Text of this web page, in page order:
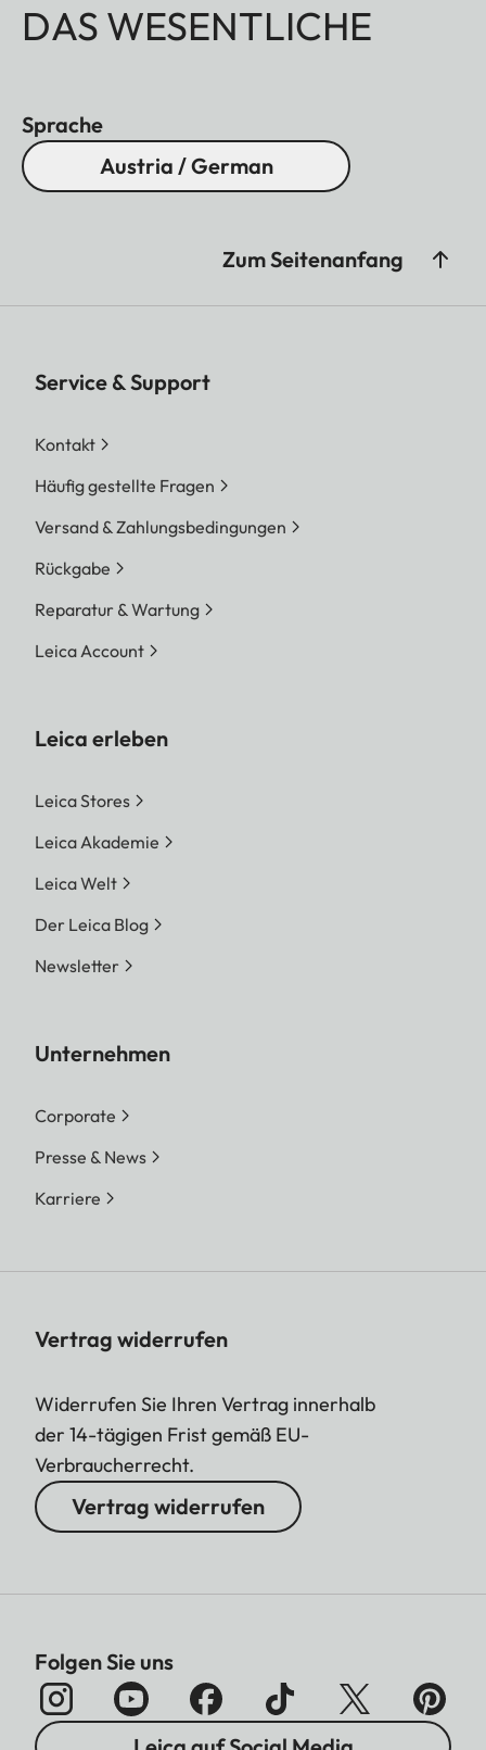
DAS WESENTLICHE
Sprache
Austria / German
Zum Seitenanfang
Service & Support
Kontakt
Häufig gestellte Fragen
Versand & Zahlungsbedingungen
Rückgabe
Reparatur & Wartung
Leica Account
Leica erleben
Leica Stores
Leica Akademie
Leica Welt
Der Leica Blog
Newsletter
Unternehmen
Corporate
Presse & News
Karriere
Vertrag widerrufen
Widerrufen Sie Ihren Vertrag innerhalb
der 14-tägigen Frist gemäß EU-
Verbraucherrecht.
Vertrag widerrufen
Folgen Sie uns